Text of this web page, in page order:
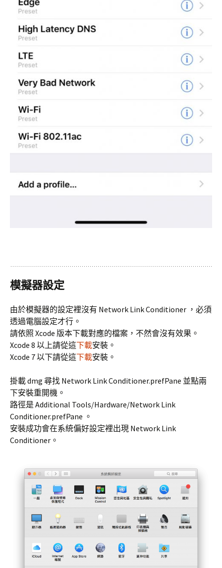
模擬器設定
由於模擬器的設定裡沒有 Network Link Conditioner ，必須
透過電腦設定才行。
請依照 Xcode 版本下載對應的檔案，不然會沒有效果。
Xcode 8 以上請從這下載安裝。
Xcode 7 以下請從這下載安裝。
掛載 dmg 尋找 Network Link Conditioner.prefPane 並點兩
下安裝重開機。
路徑是 Additional Tools/Hardware/Network Link
Conditioner.prefPane 。
安裝成功會在系統偏好設定裡出現 Network Link
Conditioner。